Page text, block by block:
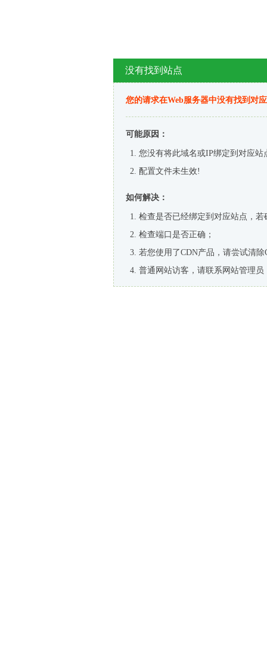
没有找到站点
您的请求在Web服务器中没有找到对
可能原因：
您没有将此域名或IP绑定到对应站
配置文件未生效!
如何解决：
检查是否已经绑定到对应站点，
检查端口是否正确；
若您使用了CDN产品，请尝试清除
普通网站访客，请联系网站管理员